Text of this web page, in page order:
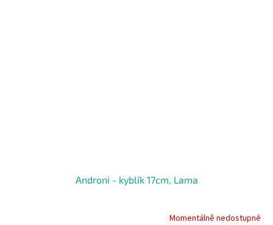
Androni - kyblík 17cm, Lama
Momentálně nedostupné